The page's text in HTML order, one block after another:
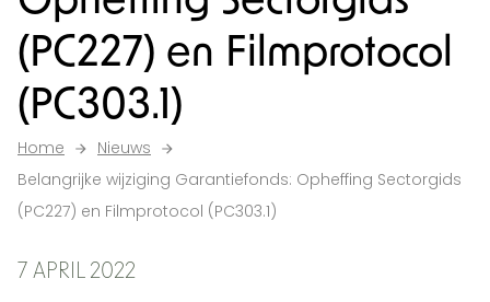
(PC227) en Filmprotocol
(PC303.1)
Home
Nieuws
Belangrijke wijziging Garantiefonds: Opheffing Sectorgids
(PC227) en Filmprotocol (PC303.1)
7 APRIL 2022